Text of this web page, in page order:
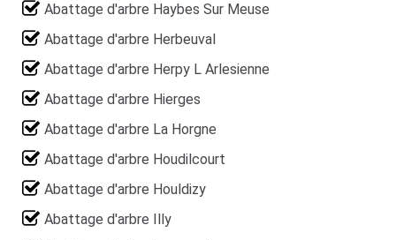
Abattage d'arbre Haybes Sur Meuse
Abattage d'arbre Herbeuval
Abattage d'arbre Herpy L Arlesienne
Abattage d'arbre Hierges
Abattage d'arbre La Horgne
Abattage d'arbre Houdilcourt
Abattage d'arbre Houldizy
Abattage d'arbre Illy